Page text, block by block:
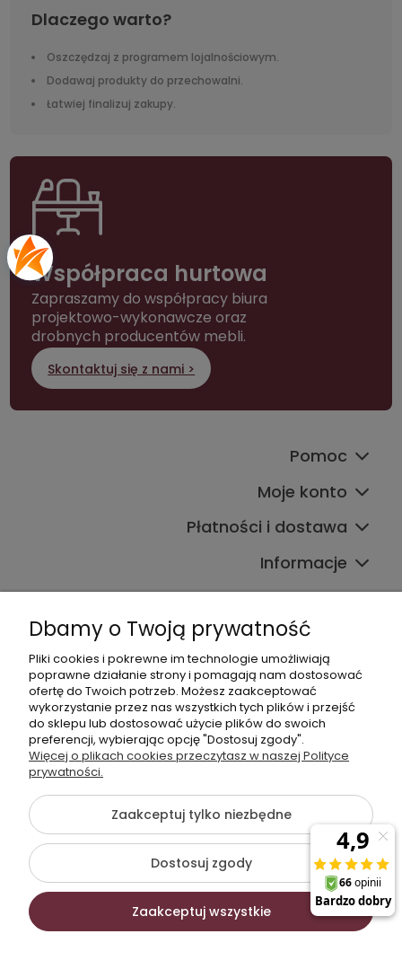
Dlaczego warto?
Oszczędzaj z programem lojalnościowym.
Dodawaj produkty do przechowalni.
Łatwiej finalizuj zakupy.
Współpraca hurtowa
Zapraszamy do współpracy biura
projektowo-wykonawcze oraz
drobnych producentów mebli.
Skontaktuj się z nami >
Pomoc
Moje konto
Płatności i dostawa
Informacje
Kontakt ze sklepem
Dane kontaktowe
603377506
sklep@komfort-biuro.pl
Nasz Facebook
©2026 Wszelkie Prawa Zastrzeżone | Komfort Biuro -
meble biurowe
Szablon Flex byEcommercy
Dbamy o Twoją prywatność
Pliki cookies i pokrewne im technologie umożliwiają
poprawne działanie strony i pomagają nam dostosować
ofertę do Twoich potrzeb. Możesz zaakceptować
wykorzystanie przez nas wszystkich tych plików i przejść
do sklepu lub dostosować użycie plików do swoich
preferencji, wybierając opcję "Dostosuj zgody".
Więcej o plikach cookies przeczytasz w naszej Polityce
prywatności.
Zaakceptuj tylko niezbędne
Dostosuj zgody
Zaakceptuj wszystkie